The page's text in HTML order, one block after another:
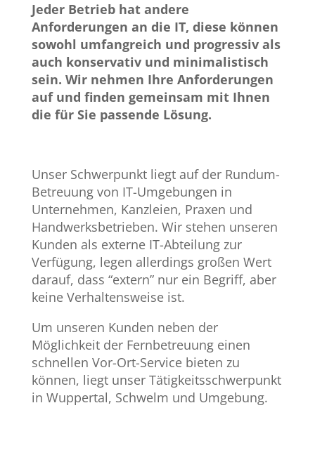
Jeder Betrieb hat andere
Anforderungen an die IT, diese können
sowohl umfangreich und progressiv als
auch konservativ und minimalistisch
sein. Wir nehmen Ihre Anforderungen
auf und finden gemeinsam mit Ihnen
die für Sie passende Lösung.
Unser Schwerpunkt liegt auf der Rundum-
Betreuung von IT-Umgebungen in
Unternehmen, Kanzleien, Praxen und
Handwerksbetrieben. Wir stehen unseren
Kunden als externe IT-Abteilung zur
Verfügung, legen allerdings großen Wert
darauf, dass “extern” nur ein Begriff, aber
keine Verhaltensweise ist.
Um unseren Kunden neben der
Möglichkeit der Fernbetreuung einen
schnellen Vor-Ort-Service bieten zu
können, liegt unser Tätigkeitsschwerpunkt
in Wuppertal, Schwelm und Umgebung.